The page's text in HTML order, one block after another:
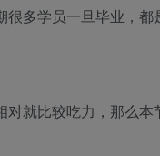
多学员一旦毕业，都
就比较吃力，那么